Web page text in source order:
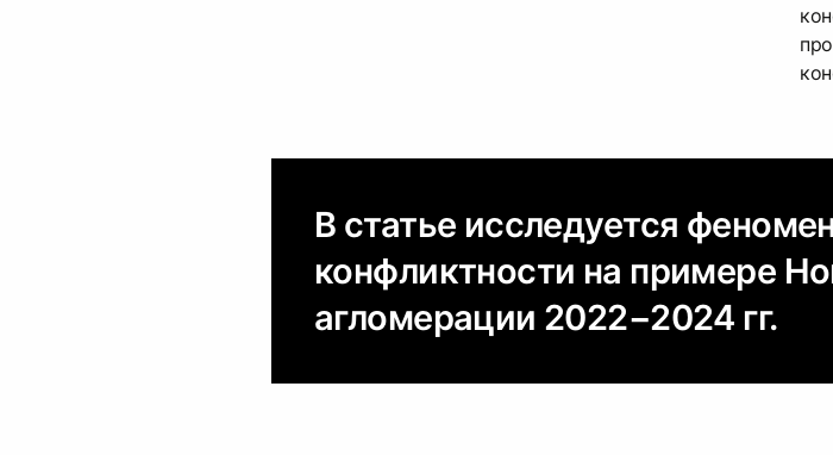
В статье исследуется
конфликтности на примере
агломерации 2022−2024 гг.